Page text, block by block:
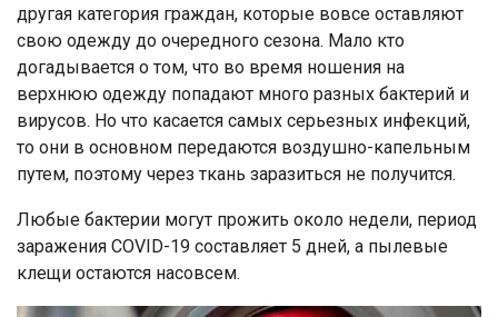
другая категория граждан, которые вовсе оставляют
свою одежду до очередного сезона. Мало кто
догадывается о том, что во время ношения на
верхнюю одежду попадают много разных бактерий и
вирусов. Но что касается самых серьезных инфекций,
то они в основном передаются воздушно-капельным
путем, поэтому через ткань заразиться не получится.
Любые бактерии могут прожить около недели, период
заражения COVID-19 составляет 5 дней, а пылевые
клещи остаются насовсем.